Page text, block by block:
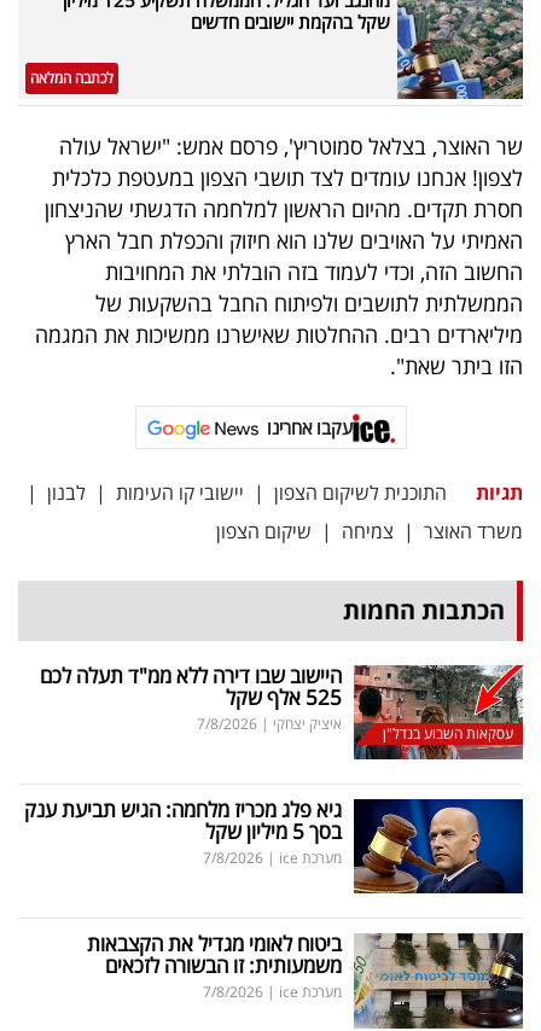
שקל בהקמת יישובים חדשים
לכתבה המלאה
שר האוצר, בצלאל סמוטריץ', פרסם אמש: "ישראל עולה
לצפון! אנחנו עומדים לצד תושבי הצפון במעטפת כלכלית
חסרת תקדים. מהיום הראשון למלחמה הדגשתי שהניצחון
האמיתי על האויבים שלנו הוא חיזוק והכפלת חבל הארץ
החשוב הזה, וכדי לעמוד בזה הובלתי את המחויבות
הממשלתית לתושבים ולפיתוח החבל בהשקעות של
מיליארדים רבים. ההחלטות שאישרנו ממשיכות את המגמה
הזו ביתר שאת".
עקבו אחרינו
תגיות התוכנית לשיקום הצפון | יישובי קו העימות | לבנון |
משרד האוצר | צמיחה | שיקום הצפון
הכתבות החמות
עסקאות השבוע בנדל"ן
היישוב שבו דירה ללא ממ"ד תעלה לכם
525 אלף שקל
איציק יצחקי |
7/8/2026
גיא פלג מכריז מלחמה: הגיש תביעת ענק
בסך 5 מיליון שקל
מערכת ice |
7/8/2026
ביטוח לאומי מגדיל את הקצבאות
משמעותית: זו הבשורה לזכאים
מערכת ice |
7/8/2026